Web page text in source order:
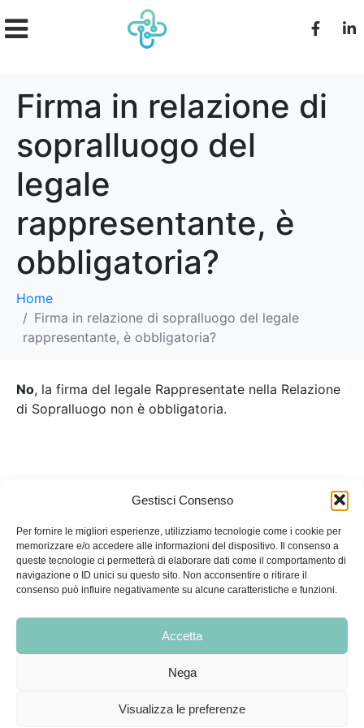
Gestisci Consenso
Per fornire le migliori esperienze, utilizziamo tecnologie come i cookie per
memorizzare e/o accedere alle informazioni del dispositivo. Il consenso a
queste tecnologie ci permetterà di elaborare dati come il comportamento di
navigazione o ID unici su questo sito. Non acconsentire o ritirare il
consenso può influire negativamente su alcune caratteristiche e funzioni.
Accetta
Nega
Visualizza le preferenze
Firma in relazione di
sopralluogo del
legale
rappresentante, è
obbligatoria?
Home
Firma in relazione di sopralluogo del legale
rappresentante, è obbligatoria?
No, la firma del legale Rappresentate nella Relazione
di Sopralluogo non è obbligatoria.
Condizioni di vendita | Condizioni di recesso e restituzione
Via Malasoma, 18, 56121 PISA
351 8268289 –050 9911888